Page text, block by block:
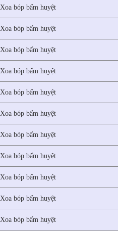
Xoa bóp bấm huyệt
Xoa bóp bấm huyệt
Xoa bóp bấm huyệt
Xoa bóp bấm huyệt
Xoa bóp bấm huyệt
Xoa bóp bấm huyệt
Xoa bóp bấm huyệt
Xoa bóp bấm huyệt
Xoa bóp bấm huyệt
Xoa bóp bấm huyệt
Xoa bóp bấm huyệt